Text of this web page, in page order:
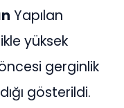
Yapılan
yüksek
gerginlik
gösterildi.